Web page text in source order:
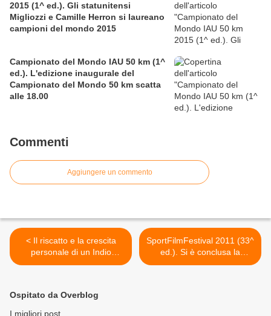
2015 (1^ ed.). Gli statunitensi
Migliozzi e Camille Herron si laureano
campioni del mondo 2015
Campionato del Mondo IAU 50 km (1^
ed.). L'edizione inaugurale del
Campionato del Mondo 50 km scatta
alle 18.00
Commenti
Aggiungere un commento
< Il riscatto e la crescita
personale di un Indio
attraverso la corsa
SportFilmFestival 2011 (33^
ed.). Si è conclusa la
Kermesse del Cinema
Ospitato da Overblog
I migliori post